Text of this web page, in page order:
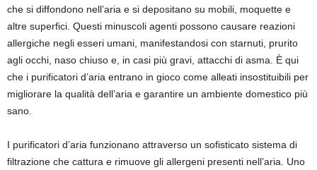
che si diffondono nell’aria e si depositano su mobili, moquette e
altre superfici. Questi minuscoli agenti possono causare reazioni
allergiche negli esseri umani, manifestandosi con starnuti, prurito
agli occhi, naso chiuso e, in casi più gravi, attacchi di asma. È qui
che i purificatori d’aria entrano in gioco come alleati insostituibili per
migliorare la qualità dell’aria e garantire un ambiente domestico più
sano.
I purificatori d’aria funzionano attraverso un sofisticato sistema di
filtrazione che cattura e rimuove gli allergeni presenti nell’aria. Uno